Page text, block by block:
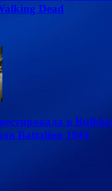
Dead
в
Battalion 1944